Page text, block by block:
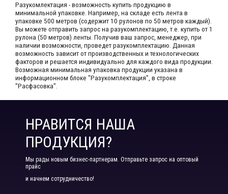
Разукомлектация - возможность купить продукцию в
минимальной упаковке. Например, на складе​ есть лента в
упаковке 500 метров (содержит 10 рулонов по 50 метров каждый).​
Вы можете отправить запрос на разукомплектацию, т.е. купить от 1
рулона (50 метров) ленты. Получив ваш запрос,​ менеджер, при
наличии возможности, проведет разукомплектацию. Данная
возможность зависит от производственных​ и технологических
факторов и решается индивидуально для каждого вида продукции.​
Возможная минимальная упаковка продукции указана в
информационном блоке "Разукомплектация", в строке
"Расфасовка".
НРАВИТСЯ НАША
ПРОДУКЦИЯ?
Мы рады новым бизнес-партнерам. Отправьте запрос на оптовый
прайс
и начнем сотрудничество!